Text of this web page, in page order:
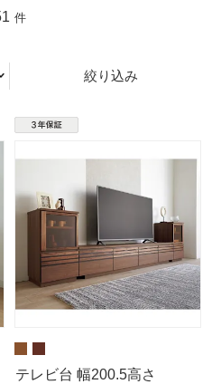
件
絞り込み
テレビ台 幅200.5高さ